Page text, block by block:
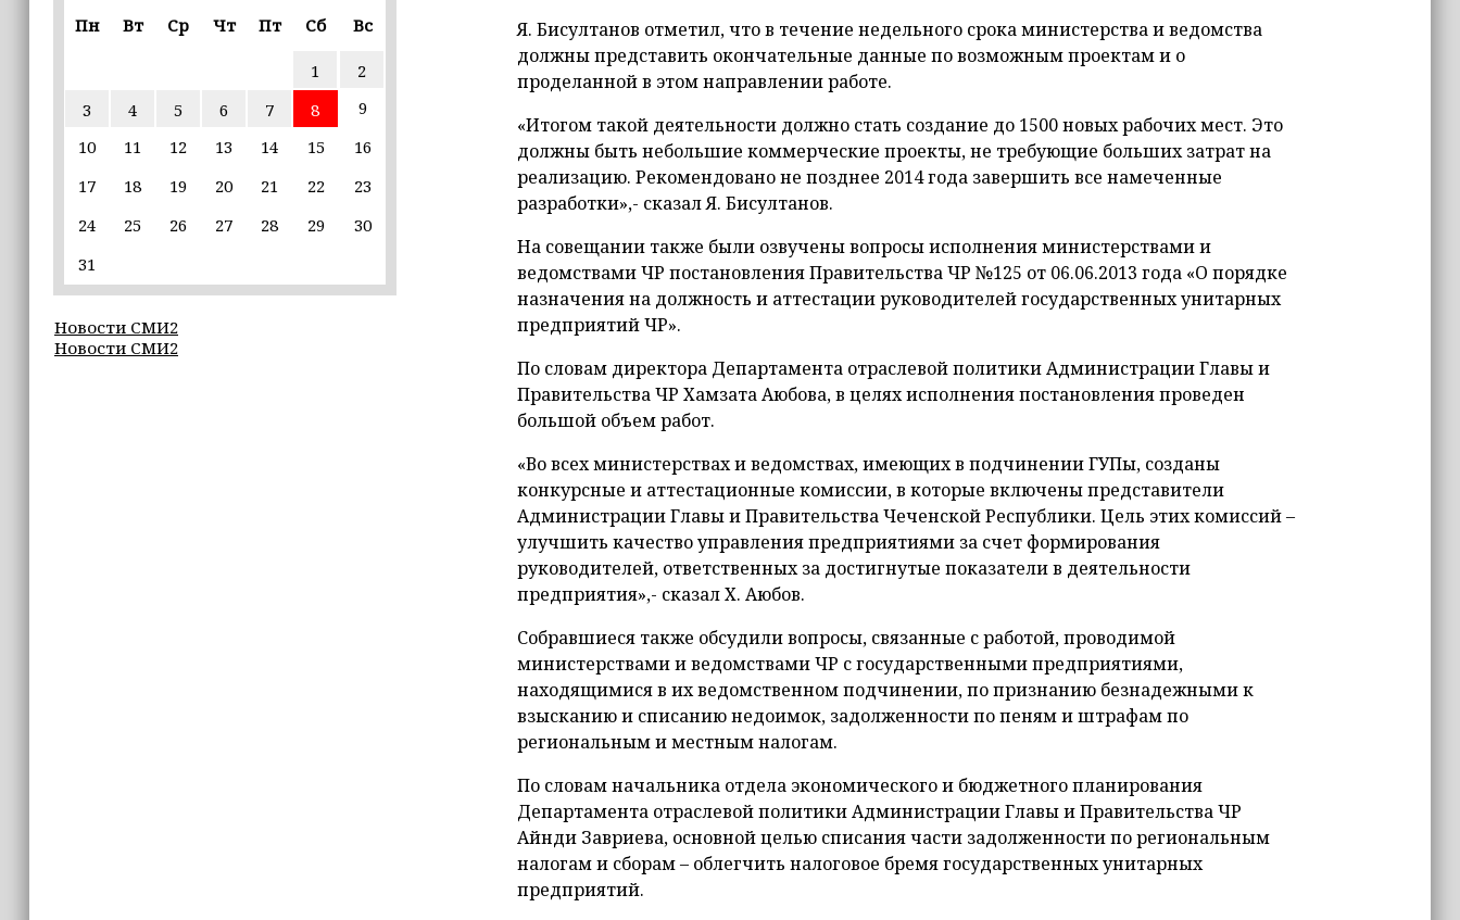
iPhone может исчезнуть с рынка
9 августа в Грозном пройдет дрифт-
фестиваль
Эксперт объяснил, почему не стоит
16:55
В Шелковском районе обучают
«ИнформУИК»
Пн
Вт Ср Чт Пт Сб Вс
1
2
3
4 5 6 7 8
9
10
11 12 13 14 15
16
17
18 19 20 21 22
23
24
25 26 27 28 29
30
31
Новости СМИ2
Новости СМИ2
Я. Бисултанов отметил, что в течение недельного срока министерства и ведомства
должны представить окончательные данные по возможным проектам и о
проделанной в этом направлении работе.
«Итогом такой деятельности должно стать создание до 1500 новых рабочих мест. Это
должны быть небольшие коммерческие проекты, не требующие больших затрат на
реализацию. Рекомендовано не позднее 2014 года завершить все намеченные
разработки»,- сказал Я. Бисултанов.
На совещании также были озвучены вопросы исполнения министерствами и
ведомствами ЧР постановления Правительства ЧР №125 от 06.06.2013 года «О порядке
назначения на должность и аттестации руководителей государственных унитарных
предприятий ЧР».
По словам директора Департамента отраслевой политики Администрации Главы и
Правительства ЧР Хамзата Аюбова, в целях исполнения постановления проведен
большой объем работ.
«Во всех министерствах и ведомствах, имеющих в подчинении ГУПы, созданы
конкурсные и аттестационные комиссии, в которые включены представители
Администрации Главы и Правительства Чеченской Республики. Цель этих комиссий –
улучшить качество управления предприятиями за счет формирования
руководителей, ответственных за достигнутые показатели в деятельности
предприятия»,- сказал Х. Аюбов.
Собравшиеся также обсудили вопросы, связанные с работой, проводимой
министерствами и ведомствами ЧР с государственными предприятиями,
находящимися в их ведомственном подчинении, по признанию безнадежными к
взысканию и списанию недоимок, задолженности по пеням и штрафам по
региональным и местным налогам.
По словам начальника отдела экономического и бюджетного планирования
Департамента отраслевой политики Администрации Главы и Правительства ЧР
Айнди Завриева, основной целью списания части задолженности по региональным
налогам и сборам – облегчить налоговое бремя государственных унитарных
предприятий.